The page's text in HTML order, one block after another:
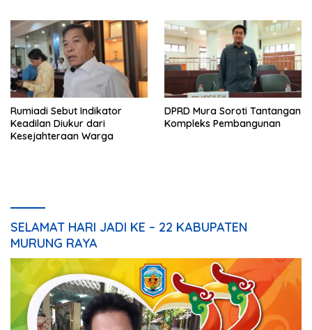
Rumiadi Sebut Indikator
Keadilan Diukur dari
Kesejahteraan Warga
DPRD Mura Soroti Tantangan
Kompleks Pembangunan
SELAMAT HARI JADI KE – 22 KABUPATEN
MURUNG RAYA